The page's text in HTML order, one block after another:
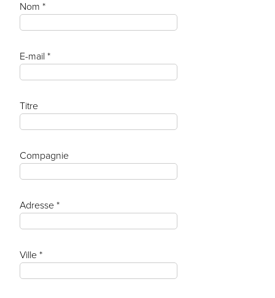
Nom *
E-mail *
Titre
Compagnie
Adresse *
Ville *